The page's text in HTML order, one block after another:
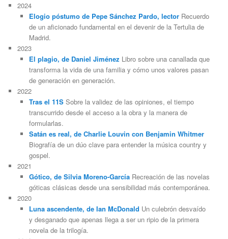
2024
Elogio póstumo de Pepe Sánchez Pardo, lectorRecuerdo
de un aficionado fundamental en el devenir de la Tertulia de
Madrid.
2023
El plagio, de Daniel Jiménez Libro sobre una canallada que
transforma la vida de una familia y cómo unos valores pasan
de generación en generación.
2022
Tras el 11SSobre la validez de las opiniones, el tiempo
transcurrido desde el acceso a la obra y la manera de
formularlas.
Satán es real, de Charlie Louvin con Benjamin Whitmer
Biografía de un dúo clave para entender la música country y
gospel.
2021
Gótico, de Silvia Moreno-GarcíaRecreación de las novelas
góticas clásicas desde una sensibilidad más contemporánea.
2020
Luna ascendente, de Ian McDonald Un culebrón desvaído
y desganado que apenas llega a ser un ripio de la primera
novela de la trilogía.